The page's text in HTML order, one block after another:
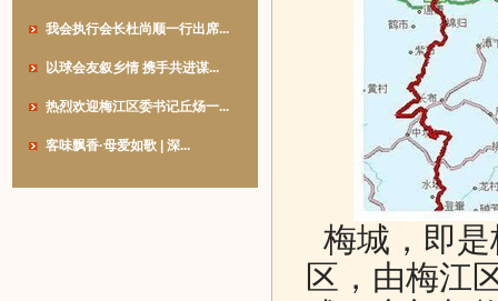
我会执行会长杜尚顺一行出席...
以球会友叙乡情 携手共进谋...
热烈欢迎梅江区委书记丘炀一...
客味飘香·母爱如歌 | 深...
梅城，即
区，由梅江